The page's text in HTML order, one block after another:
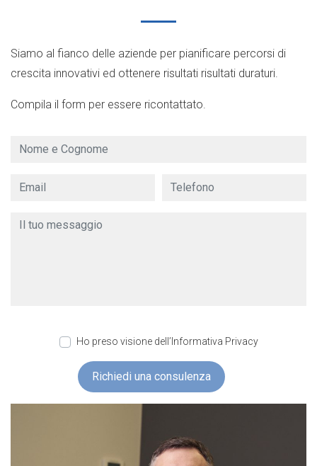
Siamo al fianco delle aziende per pianificare percorsi di
crescita innovativi ed ottenere risultati risultati duraturi.
Compila il form per essere ricontattato.
Ho preso visione dell’Informativa Privacy